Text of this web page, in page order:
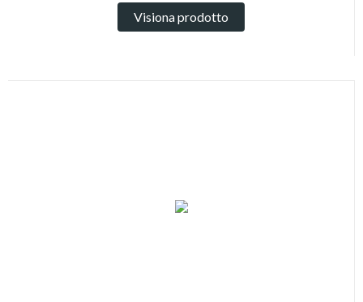
Visiona prodotto